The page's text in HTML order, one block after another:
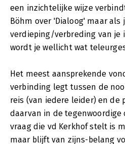
een inzichtelijke wijze
Böhm over 'Dialoog' maar als
verdieping/verbreding van je
wordt je wellicht wat
Het meest aansprekende
verbinding legt tussen de
reis (van iedere leider) en de
daarvan in de tegenwoordige
vraag die vd Kerkhof stelt is
maar blijft van zijns-belang